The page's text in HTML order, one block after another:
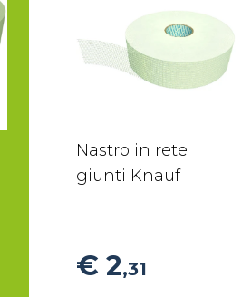
Nastro in rete
giunti Knauf
€ 2,31